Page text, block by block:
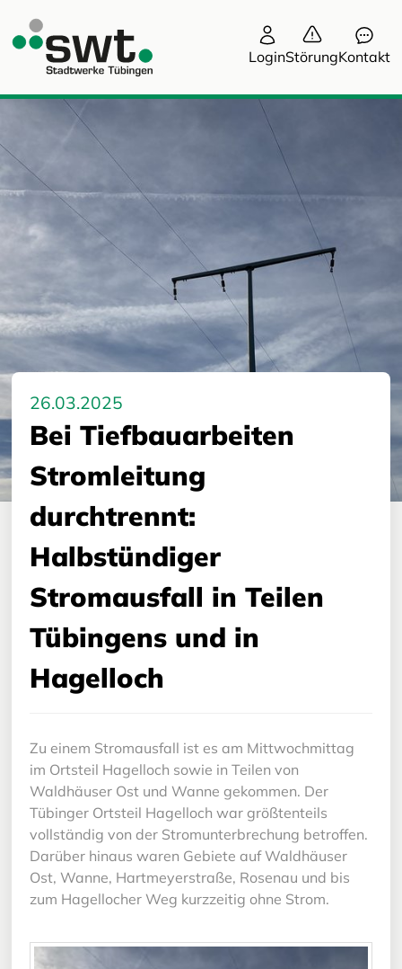
LoginStörungKontakt
26.03.2025
Bei Tiefbauarbeiten
Stromleitung
durchtrennt:
Halbstündiger
Stromausfall in Teilen
Tübingens und in
Hagelloch
Zu einem Stromausfall ist es am Mittwochmittag
im Ortsteil Hagelloch sowie in Teilen von
Waldhäuser Ost und Wanne gekommen. Der
Tübinger Ortsteil Hagelloch war größtenteils
vollständig von der Stromunterbrechung betroffen.
Darüber hinaus waren Gebiete auf Waldhäuser
Ost, Wanne, Hartmeyerstraße, Rosenau und bis
zum Hagellocher Weg kurzzeitig ohne Strom.